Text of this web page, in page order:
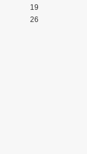
19
26